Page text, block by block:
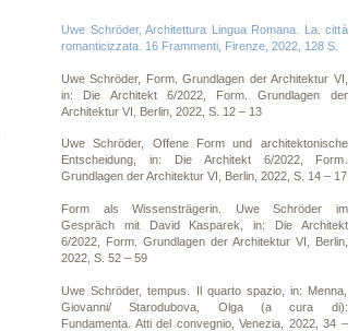
Uwe Schröder, Architettura Lingua Romana. La. città
romanticizzata. 16 Frammenti, Firenze, 2022, 128 S.
Uwe Schröder, Form. Grundlagen der Architektur VI,
in: Die Architekt 6/2022, Form. Grundlagen der
Architektur VI, Berlin, 2022, S. 12 – 13
Uwe Schröder, Offene Form und architektonische
Entscheidung, in: Die Architekt 6/2022, Form.
Grundlagen der Architektur VI, Berlin, 2022, S. 14 – 17
Form als Wissensträgerin. Uwe Schröder im
Gespräch mit David Kasparek, in: Die Architekt
6/2022, Form. Grundlagen der Architektur VI, Berlin,
2022, S. 52 – 59
Uwe Schröder, tempus. Il quarto spazio, in: Menna,
Giovanni/ Starodubova, Olga (a cura di):
Fundamenta. Atti del convegnio, Venezia, 2022, 34 –